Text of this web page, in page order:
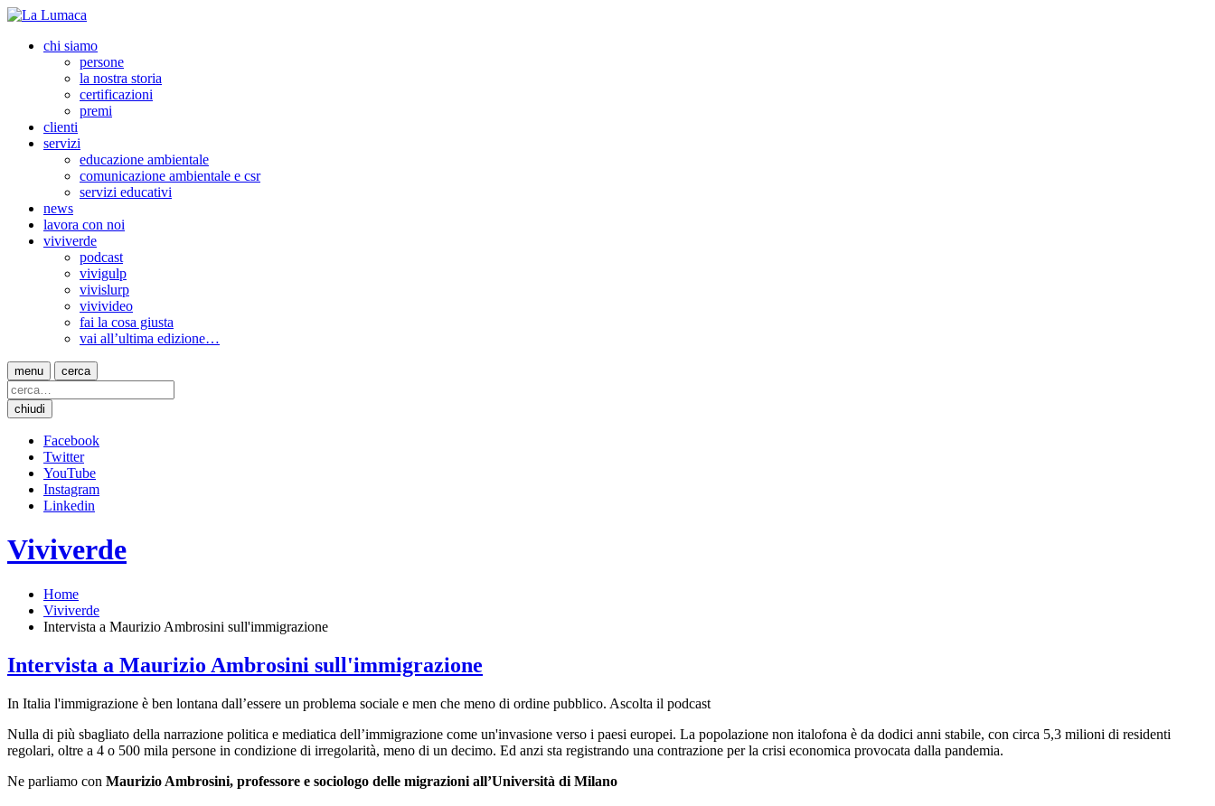
chi siamo
persone
la nostra storia
certificazioni
premi
clienti
servizi
educazione ambientale
comunicazione ambientale e csr
servizi educativi
news
lavora con noi
viviverde
podcast
vivigulp
vivislurp
vivivideo
fai la cosa giusta
vai all’ultima edizione…
menu cerca
chiudi
Facebook
Twitter
YouTube
Instagram
Linkedin
Viviverde
Home
Viviverde
Intervista a Maurizio Ambrosini sull'immigrazione
Intervista a Maurizio Ambrosini sull'immigrazione
In Italia l'immigrazione è ben lontana dall’essere un problema sociale e men che meno di ordine pubblico. Ascolta il podcast
Nulla di più sbagliato della narrazione politica e mediatica dell’immigrazione come un'invasione verso i paesi europei. La popolazione non italofona è da dodici anni stabile, con circa 5,3 milioni di residenti
regolari, oltre a 4 o 500 mila persone in condizione di irregolarità, meno di un decimo. Ed anzi sta registrando una contrazione per la crisi economica provocata dalla pandemia.
Ne parliamo con Maurizio Ambrosini, professore e sociologo delle migrazioni all’Università di Milano